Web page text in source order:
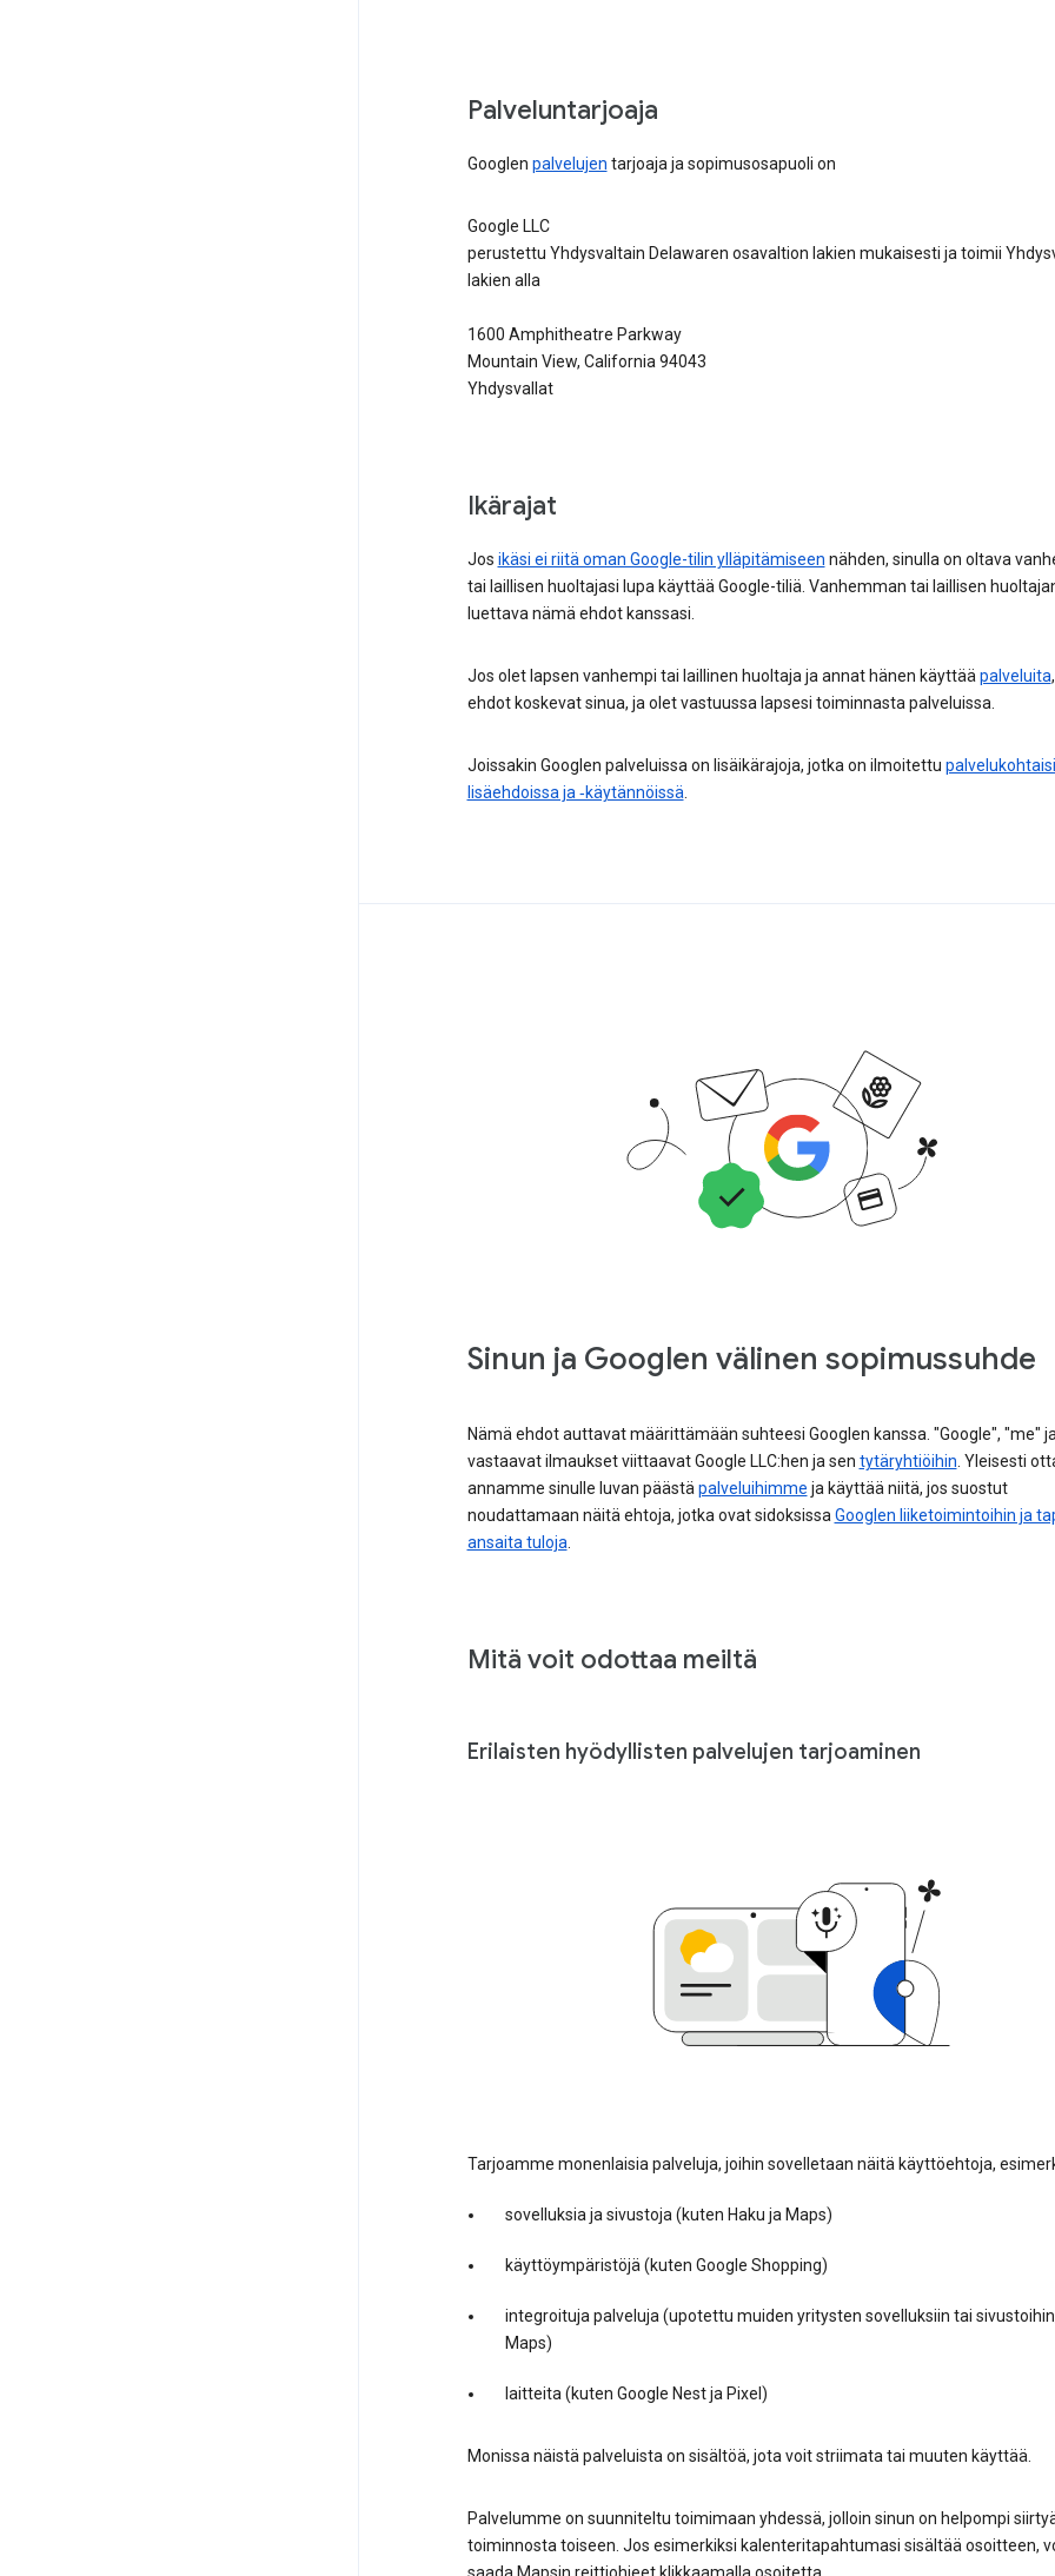
Palveluntarjoaja
Googlen palvelujen tarjoaja ja sopimusosapuoli on
Google LLC
perustettu Yhdysvaltain Delawaren osavaltion lakien mukaisesti ja toimii
lakien alla
1600 Amphitheatre Parkway
Mountain View, California 94043
Yhdysvallat
Ikärajat
Jos ikäsi ei riitä oman Google-tilin ylläpitämiseen nähden, sinulla on oltava
tai laillisen huoltajasi lupa käyttää Google-tiliä. Vanhemman tai laillisen
luettava nämä ehdot kanssasi.
Jos olet lapsen vanhempi tai laillinen huoltaja ja annat hänen käyttää palveluita
ehdot koskevat sinua, ja olet vastuussa lapsesi toiminnasta palveluissa.
Joissakin Googlen palveluissa on lisäikärajoja, jotka on ilmoitettu
lisäehdoissa ja ‑käytännöissä
Sinun ja Googlen välinen sopimussuhde
Nämä ehdot auttavat määrittämään suhteesi Googlen kanssa. "Google", "me"
vastaavat ilmaukset viittaavat Google LLC:hen ja sen tytäryhtiöihin. Yleisesti
annamme sinulle luvan päästäpalveluihimme ja käyttää niitä, jos suostut
noudattamaan näitä ehtoja, jotka ovat sidoksissaGooglen liiketoimintoihin ja
ansaita tuloja.
Mitä voit odottaa meiltä
Erilaisten hyödyllisten palvelujen tarjoaminen
Tarjoamme monenlaisia palveluja, joihin sovelletaan näitä käyttöehtoja,
sovelluksia ja sivustoja (kuten Haku ja Maps)
käyttöympäristöjä (kuten Google Shopping)
integroituja palveluja (upotettu muiden yritysten sovelluksiin tai
Maps)
laitteita (kuten Google Nest ja Pixel)
Monissa näistä palveluista on sisältöä, jota voit striimata tai muuten käyttää.
Palvelumme on suunniteltu toimimaan yhdessä, jolloin sinun on helpompi
toiminnosta toiseen. Jos esimerkiksi kalenteritapahtumasi sisältää osoitteen,
saada Mapsin reittiohjeet klikkaamalla osoitetta.